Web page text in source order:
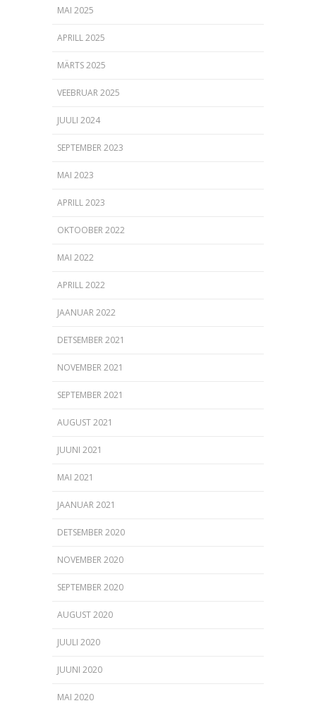
MAI 2025
APRILL 2025
MÄRTS 2025
VEEBRUAR 2025
JUULI 2024
SEPTEMBER 2023
MAI 2023
APRILL 2023
OKTOOBER 2022
MAI 2022
APRILL 2022
JAANUAR 2022
DETSEMBER 2021
NOVEMBER 2021
SEPTEMBER 2021
AUGUST 2021
JUUNI 2021
MAI 2021
JAANUAR 2021
DETSEMBER 2020
NOVEMBER 2020
SEPTEMBER 2020
AUGUST 2020
JUULI 2020
JUUNI 2020
MAI 2020